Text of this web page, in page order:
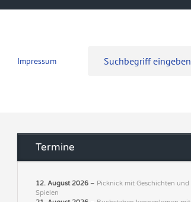
Impressum
Termine
12. August 2026 – Picknick mit Geschichten und
Spielen